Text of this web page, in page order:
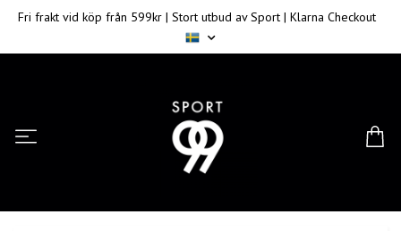
Fri frakt vid köp från 599kr | Stort utbud av Sport | Klarna Checkout